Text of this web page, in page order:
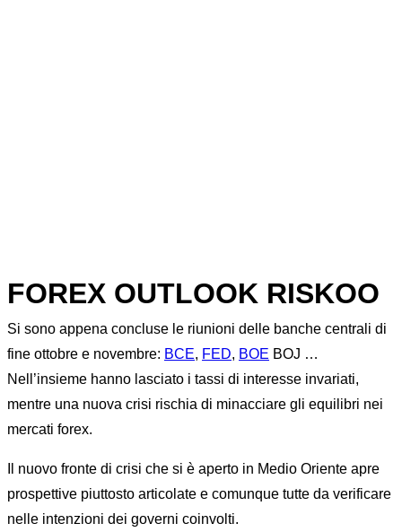
FOREX OUTLOOK RISKOO
Si sono appena concluse le riunioni delle banche centrali di
fine ottobre e novembre: BCE, FED, BOE BOJ …
Nell’insieme hanno lasciato i tassi di interesse invariati,
mentre una nuova crisi rischia di minacciare gli equilibri nei
mercati forex.
Il nuovo fronte di crisi che si è aperto in Medio Oriente apre
prospettive piuttosto articolate e comunque tutte da verificare
nelle intenzioni dei governi coinvolti.